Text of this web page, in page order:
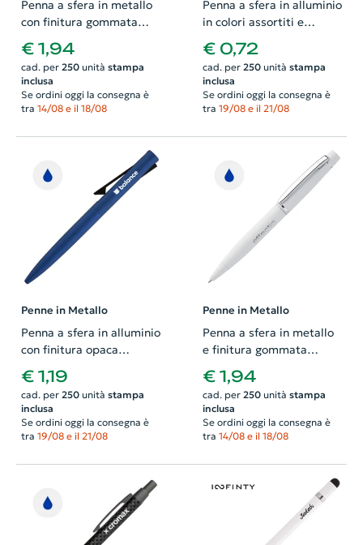
Penna a sfera in metallo
con finitura gommata
colorata e meccanismo a
rotazione e refill blu
€ 1,94
cad. per 250unità stampa
inclusa
Se ordini oggi la consegna è
tra 14/08 e il 18/08
Penna a sfera in alluminio
in colori assortiti e
decorazione incisa ad
anelli con meccanismo a
scatto e refill blu
€ 0,72
cad. per 250unità stampa
inclusa
Se ordini oggi la consegna è
tra 19/08 e il 21/08
Penne in Metallo
Penna a sfera in alluminio
con finitura opaca
disponibile in vari colori e
con meccanismo a scatto
e refill blu
€ 1,19
cad. per 250unità stampa
inclusa
Se ordini oggi la consegna è
tra 19/08 e il 21/08
Penne in Metallo
Penna a sfera in metallo
e finitura gommata
colorata con meccanismo
a rotazione e refill blu
€ 1,94
cad. per 250unità stampa
inclusa
Se ordini oggi la consegna è
tra 14/08 e il 18/08